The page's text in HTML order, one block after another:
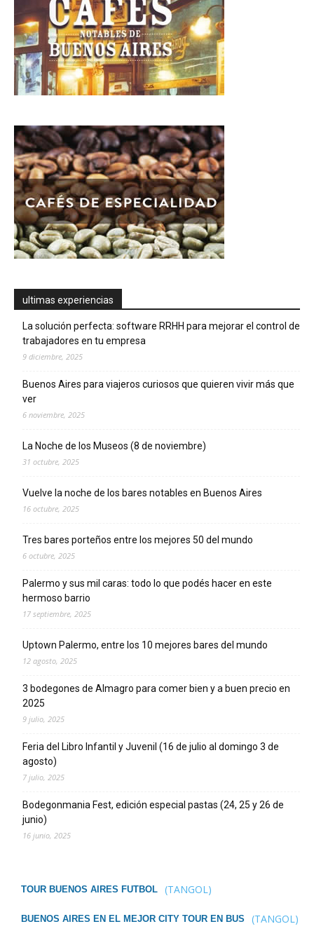
ultimas experiencias
La solución perfecta: software RRHH para mejorar el control de
trabajadores en tu empresa
9 diciembre, 2025
Buenos Aires para viajeros curiosos que quieren vivir más que
ver
6 noviembre, 2025
La Noche de los Museos (8 de noviembre)
31 octubre, 2025
Vuelve la noche de los bares notables en Buenos Aires
16 octubre, 2025
Tres bares porteños entre los mejores 50 del mundo
6 octubre, 2025
Palermo y sus mil caras: todo lo que podés hacer en este
hermoso barrio
17 septiembre, 2025
Uptown Palermo, entre los 10 mejores bares del mundo
12 agosto, 2025
3 bodegones de Almagro para comer bien y a buen precio en
2025
9 julio, 2025
Feria del Libro Infantil y Juvenil (16 de julio al domingo 3 de
agosto)
7 julio, 2025
Bodegonmania Fest, edición especial pastas (24, 25 y 26 de
junio)
16 junio, 2025
TOUR BUENOS AIRES FUTBOL (TANGOL)
BUENOS AIRES EN EL MEJOR CITY TOUR EN BUS (TANGOL)